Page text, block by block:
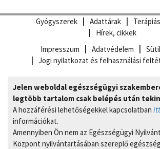
Gyógyszerek Adattárak
Hírek, cikkek
Impresszum
Adatvédelem
Jogi nyilatkozat és felhasználási
Jelen weboldal egészségügyi
legtöbb tartalom csak belépés után
A hozzáférési lehetőségekkel kapcsolatban itt
információkat.
Amennyiben Ön nem az Egészségügyi
Központ nyilvántartásában szereplő